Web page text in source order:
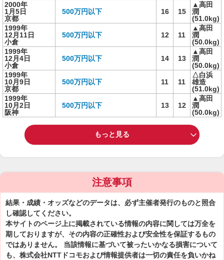
2000年
1月5日
京都
500万円以下 16 15
▲高田
潤
(51.0kg)
1999年
12月11日
小倉
500万円以下 12 11
▲高田
潤
(50.0kg)
1999年
12月4日
小倉
500万円以下 14 13
▲高田
潤
(50.0kg)
1999年
10月9日
京都
500万円以下 11 11
△白浜
雄造
(51.0kg)
1999年
10月2日
阪神
500万円以下 13 12
▲高田
潤
(50.0kg)
もっと見る
注意事項
結果・成績・オッズなどのデータは、必ず主催者発行のものと照合
し確認してください。
本サイトのページ上に掲載されている情報の内容に関しては万全を
期しておりますが、その内容の正確性および安全性を保証するもの
ではありません。 当該情報に基づいて被ったいかなる損害について
も、株式会社NTTドコモおよび情報提供者は一切の責任を負いかね